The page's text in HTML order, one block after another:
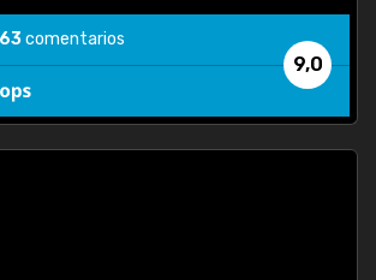
9,0
comentarios